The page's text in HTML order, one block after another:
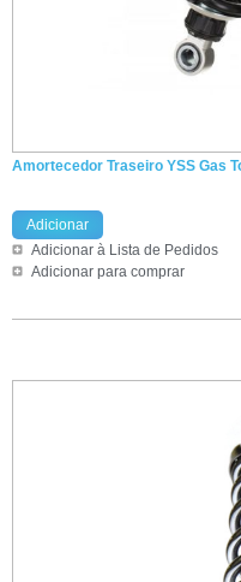
Amortecedor Traseiro YSS Gas
Adicionar
Adicionar à Lista de Pedidos
Adicionar para comprar